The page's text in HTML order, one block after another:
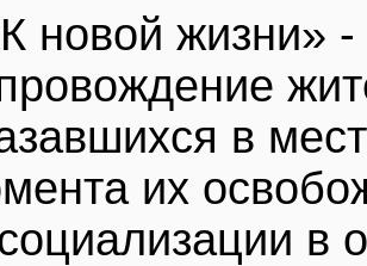
новой жизни» -
в
их
в